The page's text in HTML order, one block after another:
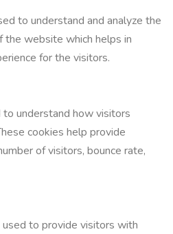
to understand and analyze the
the website which helps in
for the visitors.
understand how visitors
cookies help provide
of visitors, bounce rate,
to provide visitors with